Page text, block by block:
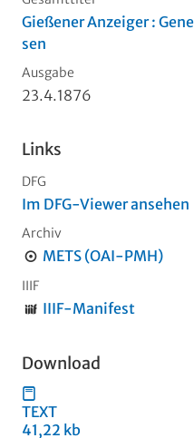
Gießener Anzeiger :
sen
Ausgabe
23.4.1876
Links
DFG
Im DFG-Viewer ansehen
Archiv
METS (OAI-PMH)
IIIF
IIIF-Manifest
Download
TEXT
41,22 kb